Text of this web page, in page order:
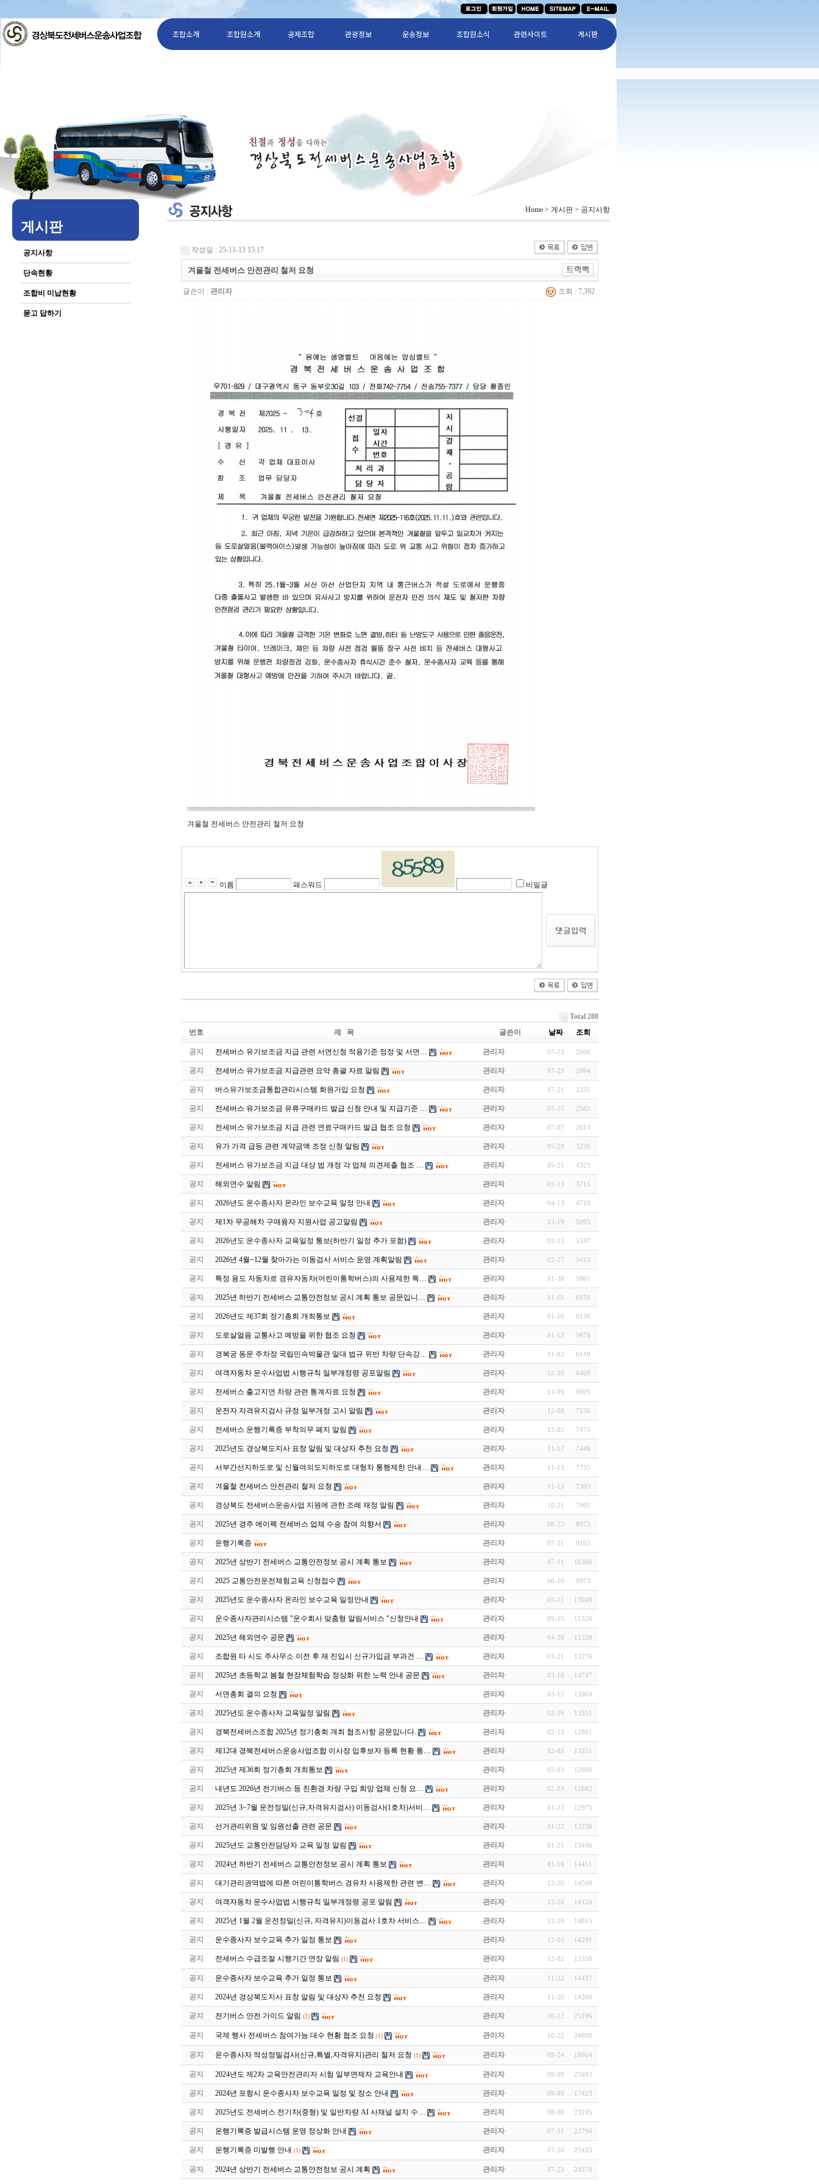
조합소개 조합원소개 공제조합 관광정보 운송정보 조합원소식 관련사이트 게시판
게시판
공지사항
단속현황
조합비 미납현황
묻고 답하기
Home > 게시판 > 공지사항
작성일 : 25-11-13 15:17
겨울철 전세버스 안전관리 철저 요청
글쓴이 : 관리자 조회 : 7,392
겨울철 전세버스 안전관리 철저 요청
이름 패스워드 비밀글
Total 288
번호
제 목 글쓴이 날짜 조회
공지 전세버스 유가보조금 지급 관련 서면신청 적용기준 정정 및 서면… 관리자 07-23 2060
공지 전세버스 유가보조금 지급관련 요약 총괄 자료 알림 관리자 07-23 2094
공지 버스유가보조금통합관리시스템 회원가입 요청 관리자 07-21 2235
공지 전세버스 유가보조금 유류구매카드 발급 신청 안내 및 지급기준 … 관리자 07-15 2582
공지 전세버스 유가보조금 지급 관련 연료구매카드 발급 협조 요청 관리자 07-07 2613
공지 유가 가격 급등 관련 계약금액 조정 신청 알림 관리자 05-29 3239
공지 전세버스 유가보조금 지급 대상 법 개정 각 업체 의견제출 협조 … 관리자 05-21 4323
공지 해외연수 알림 관리자 05-13 3715
공지 2026년도 운수종사자 온라인 보수교육 일정 안내 관리자 04-13 4719
공지 제1차 무공해차 구매융자 지원사업 공고알림 관리자 03-19 5095
공지 2026년도 운수종사자 교육일정 통보(하반기 일정 추가 포함) 관리자 03-13 5347
공지 2026년 4월~12월 찾아가는 이동검사 서비스 운영 계획알림 관리자 02-27 5412
공지 특정 용도 자동차로 경유자동차(어린이통학버스)의 사용제한 특… 관리자 01-30 5961
공지 2025년 하반기 전세버스 교통안전정보 공시 계획 통보 공문입니… 관리자 01-16 6159
공지 2026년도 제37회 정기총회 개최통보 관리자 01-16 6139
공지 도로살얼음 교통사고 예방을 위한 협조 요청 관리자 01-13 5978
공지 경복궁 동문 주차장 국립민속박물관 일대 법규 위반 차량 단속강… 관리자 01-02 6149
공지 여객자동차 운수사업법 시행규칙 일부개정령 공포알림 관리자 12-30 6469
공지 전세버스 출고지연 차량 관련 통계자료 요청 관리자 12-09 6905
공지 운전자 자격유지검사 규정 일부개정 고시 알림 관리자 12-08 7136
공지 전세버스 운행기록증 부착의무 폐지 알림 관리자 12-02 7475
공지 2025년도 경상북도지사 표창 알림 및 대상자 추천 요청 관리자 11-17 7449
공지 서부간선지하도로 및 신월여의도지하도로 대형차 통행제한 안내… 관리자 11-13 7735
공지 겨울철 전세버스 안전관리 철저 요청 관리자 11-13 7393
공지 경상북도 전세버스운송사업 지원에 관한 조례 재정 알림 관리자 10-21 7905
공지 2025년 경주 에이펙 전세버스 업체 수송 참여 의향서 관리자 08-22 8972
공지 운행기록증 관리자 07-31 9193
공지 2025년 상반기 전세버스 교통안전정보 공시 계획 통보 관리자 07-11 10360
공지 2025 교통안전운전체험교육 신청접수 관리자 06-16 9973
공지 2025년도 운수종사자 온라인 보수교육 일정안내 관리자 05-21 13049
공지 운수종사자관리시스템 "운수회사 맞춤형 알림서비스 "신청안내 관리자 05-15 11526
공지 2025년 해외연수 공문 관리자 04-30 11539
공지 조합원 타 시도 주사무소 이전 후 재 진입시 신규가입금 부과건 … 관리자 03-21 13276
공지 2025년 초등학교 봄철 현장체험학습 정상화 위한 노력 안내 공문 관리자 03-18 14747
공지 서면총회 결의 요청 관리자 03-12 13964
공지 2025년도 운수종사자 교육일정 알림 관리자 02-26 13351
공지 경북전세버스조합 2025년 정기총회 개최 협조사항 공문입니다. 관리자 02-13 12881
공지 제12대 경북전세버스운송사업조합 이사장 입후보자 등록 현황 통… 관리자 02-05 13251
공지 2025년 제36회 정기총회 개최통보 관리자 02-03 12600
공지 내년도 2026년 전기버스 등 친환경 차량 구입 희망 업체 신청 요… 관리자 02-03 12682
공지 2025년 3~7월 운전정밀(신규,자격유지검사) 이동검사(1호차)서비… 관리자 01-23 12975
공지 선거관리위원 및 임원선출 관련 공문 관리자 01-22 13238
공지 2025년도 교통안전담당자 교육 일정 알림 관리자 01-21 13496
공지 2024년 하반기 전세버스 교통안전정보 공시 계획 통보 관리자 01-16 14411
공지 대기관리권역법에 따른 어린이통학버스 경유차 사용제한 관련 변… 관리자 12-26 14569
공지 여객자동차 운수사업법 시행규칙 일부개정령 공포 알림 관리자 12-26 14124
공지 2025년 1월 2월 운전정밀(신규, 자격유지)이동검사 1호차 서비스… 관리자 12-18 14815
공지 운수종사자 보수교육 추가 일정 통보 관리자 12-05 14291
공지 전세버스 수급조절 시행기간 연장 알림 (1) 관리자 12-02 15558
공지 운수종사자 보수교육 추가 일정 통보 관리자 11-22 14437
공지 2024년 경상북도지사 표창 알림 및 대상자 추천 요청 관리자 11-20 14268
공지 전기버스 안전 가이드 알림 (2) 관리자 10-22 25196
공지 국제 행사 전세버스 참여가능 대수 현황 협조 요청 (1) 관리자 10-22 24698
공지 운수종사자 적성정밀검사(신규,특별,자격유지)관리 철저 요청 (1) 관리자 09-24 18804
공지 2024년도 제2차 교육안전관리자 시험 일부면제자 교육안내 관리자 09-09 25943
공지 2024년 포항시 운수종사자 보수교육 일정 및 장소 안내 관리자 09-09 17423
공지 2025년도 전세버스 전기차(중형) 및 일반차량 AI 사채널 설치 수… 관리자 08-08 23105
공지 운행기록증 발급시스템 운영 정상화 안내 관리자 07-31 22794
공지 운행기록증 미발행 안내 (1) 관리자 07-26 25435
공지 2024년 상반기 전세버스 교통안전정보 공시 계획 관리자 07-22 24279